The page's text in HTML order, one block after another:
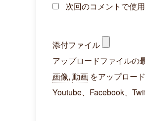
次回のコメントで使
添付ファイル
アップロードファイルの
画像,動画 をアップロー
Youtube、Facebook、